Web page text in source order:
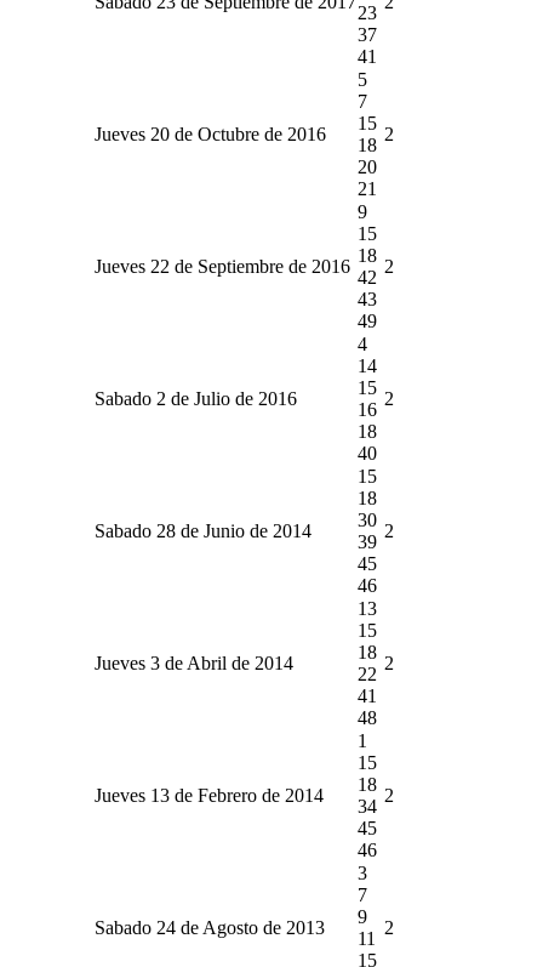
23
37
41
Jueves 20 de Octubre de 2016
5
7
15
18
20
21
2
Jueves 22 de Septiembre de 2016
9
15
18
42
43
49
2
Sabado 2 de Julio de 2016
4
14
15
16
18
40
2
Sabado 28 de Junio de 2014
15
18
30
39
45
46
2
Jueves 3 de Abril de 2014
13
15
18
22
41
48
2
Jueves 13 de Febrero de 2014
1
15
18
34
45
46
2
Sabado 24 de Agosto de 2013
3
7
9
11
15
2